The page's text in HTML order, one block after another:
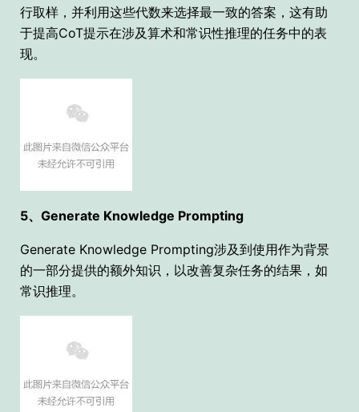
行取样，并利用这些代数来选择最一致的答案，这有助
于提高CoT提示在涉及算术和常识性推理的任务中的表
现。
5、Generate Knowledge Prompting
Generate Knowledge Prompting涉及到使用作为背景
的一部分提供的额外知识，以改善复杂任务的结果，如
常识推理。